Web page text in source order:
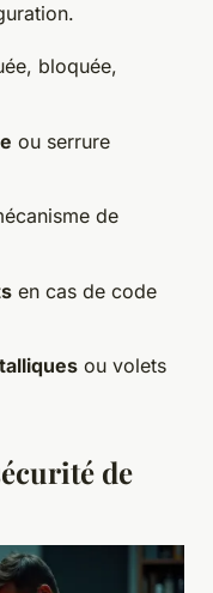
bloquée,
ou serrure
de
en cas de code
ou volets
de